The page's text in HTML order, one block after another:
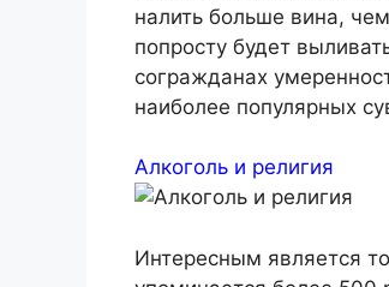
налить больше вина,
попросту будет
согражданах
наиболее популярных
Алкоголь и религия
Интересным является